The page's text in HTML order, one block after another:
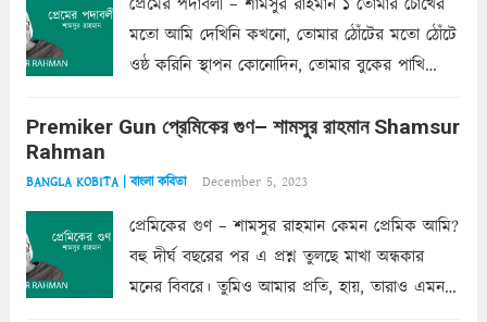
মতো আমি দেখিনি কখনো, তোমার ঠোঁটের মতো ঠোঁটে
ওষ্ঠ করিনি স্থাপন কোনোদিন, তোমার বুকের পাখি
কোথাও কি এরকম ছায়া দেয় ক্লান্তির প্রহরে? মুছে
Premiker Gun প্রেমিকের গুণ– শামসুর রাহমান Shamsur
Rahman
BANGLA KOBITA | বাংলা কবিতা December 5, 2023
প্রেমিকের গুণ – শামসুর রাহমান কেমন প্রেমিক আমি?
বহু দীর্ঘ বছরের পর এ প্রশ্ন তুলছে মাখা অন্ধকার
মনের বিবরে। তুমিও আমার প্রতি, হায়, তারাও এমন